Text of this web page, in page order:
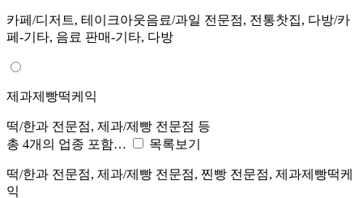
카페/디저트, 테이크아웃음료/과일 전문점, 전통찻집, 다방/카
페-기타, 음료 판매-기타, 다방
제과제빵떡케익
떡/한과 전문점, 제과/제빵 전문점 등
총 4개의 업종 포함…
목록보기
떡/한과 전문점, 제과/제빵 전문점, 찐빵 전문점, 제과제빵떡케
익